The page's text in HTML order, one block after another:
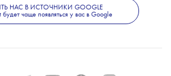
купил курорт South Seas
Сделка вызвала
НАС В ИСТОЧНИКИ GOOGLE
будет чаще появляться у вас в Google